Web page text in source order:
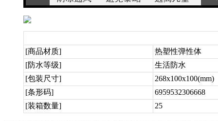
[商品材质]
热塑性弹性体
[防水等级]
生活防水
[包装尺寸]
268x100x100(mm)
[条形码]
6959532306668
[装箱数量]
25